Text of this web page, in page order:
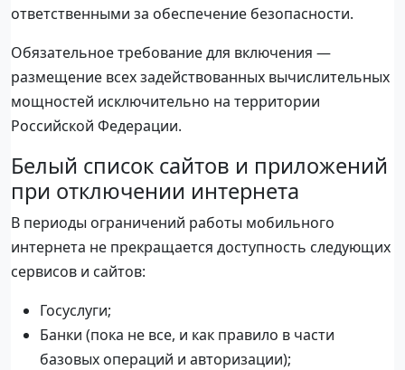
ответственными за обеспечение безопасности.
Обязательное требование для включения —
размещение всех задействованных вычислительных
мощностей исключительно на территории
Российской Федерации.
Белый список сайтов и приложений
при отключении интернета
В периоды ограничений работы мобильного
интернета не прекращается доступность следующих
сервисов и сайтов:
Госуслуги;
Банки (пока не все, и как правило в части
базовых операций и авторизации);